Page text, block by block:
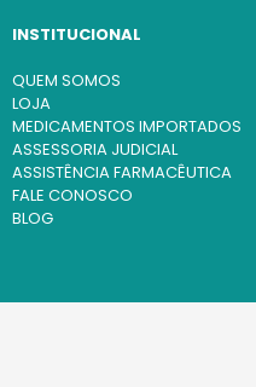
INSTITUCIONAL
QUEM SOMOS
LOJA
MEDICAMENTOS IMPORTADOS
ASSESSORIA JUDICIAL
ASSISTÊNCIA FARMACÊUTICA
FALE CONOSCO
BLOG